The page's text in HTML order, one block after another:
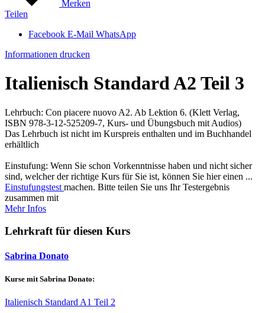
Merken
Teilen
Facebook E-Mail WhatsApp
Informationen drucken
Italienisch Standard A2 Teil 3
Lehrbuch: Con piacere nuovo A2. Ab Lektion 6. (Klett Verlag,
ISBN 978-3-12-525209-7, Kurs- und Übungsbuch mit Audios)
Das Lehrbuch ist nicht im Kurspreis enthalten und im Buchhandel
erhältlich
Einstufung: Wenn Sie schon Vorkenntnisse haben und nicht sicher
sind, welcher der richtige Kurs für Sie ist, können Sie hier einen ...
Einstufungstest machen. Bitte teilen Sie uns Ihr Testergebnis
zusammen mit
Mehr Infos
Lehrkraft für diesen Kurs
Sabrina Donato
Kurse mit Sabrina Donato:
Italienisch Standard A1 Teil 2